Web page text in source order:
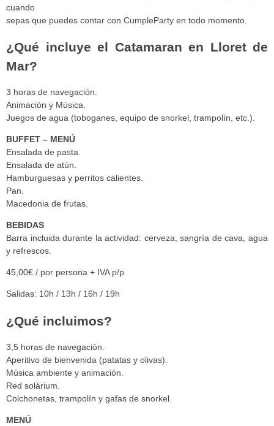
cuando
sepas que puedes contar con CumpleParty en todo momento.
¿Qué incluye el Catamaran en Lloret de
Mar?
3 horas de navegación.
Animación y Música.
Juegos de agua (toboganes, equipo de snorkel, trampolín, etc.).
BUFFET – MENÚ
Ensalada de pasta.
Ensalada de atún.
Hamburguesas y perritos calientes.
Pan.
Macedonia de frutas.
BEBIDAS
Barra incluida durante la actividad: cerveza, sangría de cava, agua
y refrescos.
45,00€ / por persona + IVA p/p
Salidas: 10h / 13h / 16h / 19h
¿Qué incluimos?
3,5 horas de navegación.
Aperitivo de bienvenida (patatas y olivas).
Música ambiente y animación.
Red solárium.
Colchonetas, trampolín y gafas de snorkel.
MENÚ